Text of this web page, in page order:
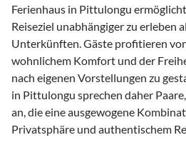
Ferienhaus in Pittulongu
Reiseziel unabhängiger zu erleben
Unterkünften. Gäste profitieren
wohnlichem Komfort und der
nach eigenen Vorstellungen zu
in Pittulongu sprechen daher
an, die eine ausgewogene
Privatsphäre und authentischem